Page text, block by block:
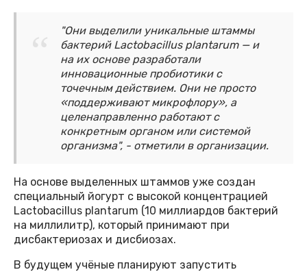
"Они выделили уникальные штаммы
бактерий Lactobacillus plantarum — и
на их основе разработали
инновационные пробиотики с
точечным действием. Они не просто
«поддерживают микрофлору», а
целенаправленно работают с
конкретным органом или системой
организма", - отметили в организации.
На основе выделенных штаммов уже создан
специальный йогурт с высокой концентрацией
Lactobacillus plantarum (10 миллиардов бактерий
на миллилитр), который принимают при
дисбактериозах и дисбиозах.
В будущем учёные планируют запустить